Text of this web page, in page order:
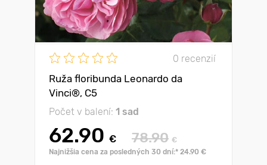
0 recenzií
Ruža floribunda Leonardo da
Vinci®, C5
Počet v balení: 1 sad
62.90 € 78.90 €
Najnižšia cena za posledných 30 dní:* 24.90 €